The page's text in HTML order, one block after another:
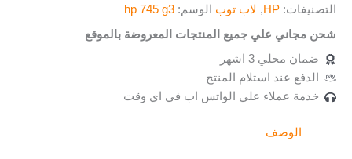
التصنيفات: HP
, لاب توب الوسم: hp 745 g3
شحن مجاني علي جميع المنتجات المعروضة بالموقع
ضمان محلي 3 اشهر
الدفع عند استلام المنتج
خدمة عملاء علي الواتس اب في اي وقت
الوصف